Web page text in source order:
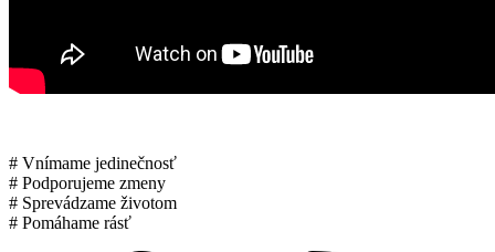
# Vnímame jedinečnosť
# Podporujeme zmeny
# Sprevádzame životom
# Pomáhame rásť